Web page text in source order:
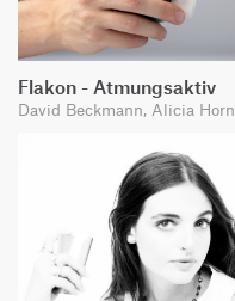
Flakon - Atmungsaktiv
David Beckmann, Alicia Horn